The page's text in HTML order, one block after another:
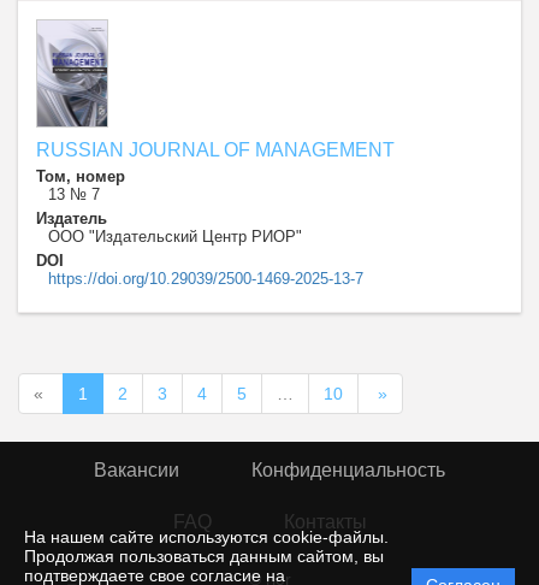
На нашем сайте используются cookie-файлы.
Продолжая пользоваться данным сайтом, вы
подтверждаете свое согласие на
RUSSIAN JOURNAL OF MANAGEMENT
Том, номер
13 № 7
Издатель
ООО "Издательский Центр РИОР"
DOI
https://doi.org/10.29039/2500-1469-2025-13-7
« 1 2 3 4 5 10 »
Вакансии Конфиденциальность
FAQ Контакты
© rior